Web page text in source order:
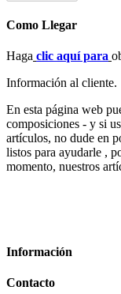
Como Llegar
Haga clic aquí para
Información al cliente.
En esta página web
composiciones - y si
artículos, no dude en
listos para ayudarle ,
momento, nuestros
Información
Contacto